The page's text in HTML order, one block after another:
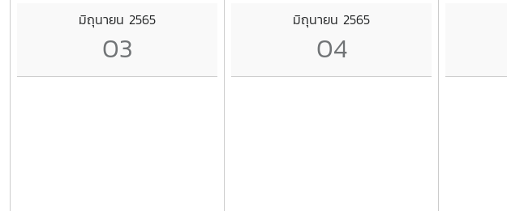
มิถุนายน 2565
03
มิถุนายน 2565
04